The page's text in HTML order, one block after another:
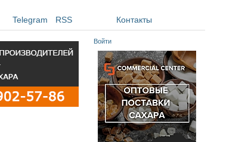
Telegram RSS Контакты
Войти